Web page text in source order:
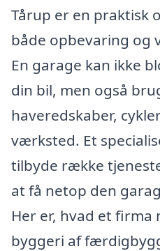
Tårup er en praktisk
både opbevaring og
En garage kan ikke
din bil, men også
haveredskaber,
værksted. Et
tilbyde række
at få netop den
Her er, hvad et firma
byggeri af